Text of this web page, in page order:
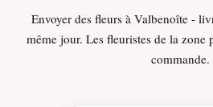
Envoyer des fleurs à Valbenoîte -
même jour. Les fleuristes de la zone
commande.